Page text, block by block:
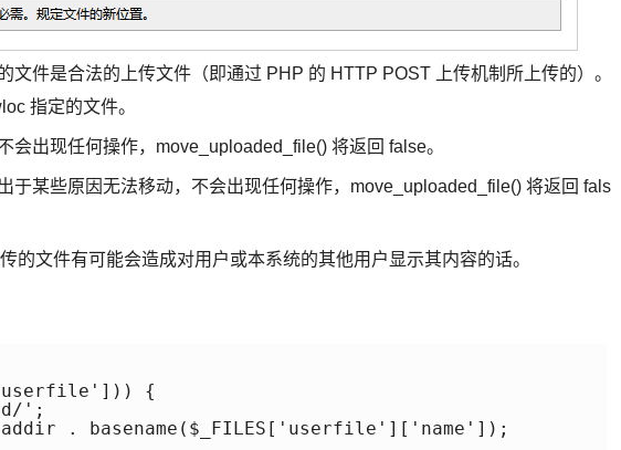
件是合法的上传文件（即通过 PHP 的 HTTP POST 上传机制所上传的）。
指定的文件。
出现任何操作，move_uploaded_file() 将返回 false。
某些原因无法移动，不会出现任何操作，move_uploaded_file() 将返回 fals
文件有可能会造成对用户或本系统的其他用户显示其内容的话。
{
';
. basename($_FILES['userfile']['name']);